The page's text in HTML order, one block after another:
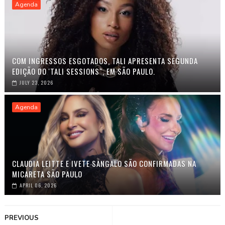
Agenda
COM INGRESSOS ESGOTADOS, TALI APRESENTA SEGUNDA
EDIÇÃO DO 'TALI SESSIONS", EM SÃO PAULO.
JULY 23, 2026
Agenda
CLAUDIA LEITTE E IVETE SANGALO SÃO CONFIRMADAS NA
MICARETA SÃO PAULO
APRIL 06, 2026
PREVIOUS